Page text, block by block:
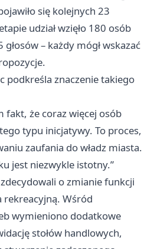
się kolejnych 23
udział wzięło 180 osób
głosów – każdy mógł wskazać
podkreśla znaczenie takiego
fakt, że coraz więcej osób
typu inicjatywy. To proces,
zaufania do władz miasta.
jest niezwykle istotny.”
o zmianie funkcji
rekreacyjną. Wśród
wymieniono dodatkowe
stołów handlowych,